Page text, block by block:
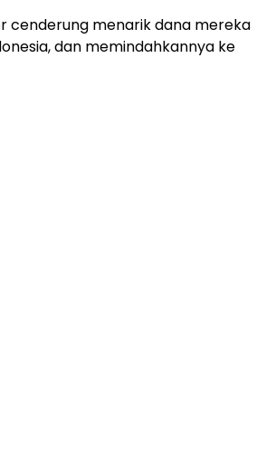
cenderung menarik dana mereka
dan memindahkannya ke